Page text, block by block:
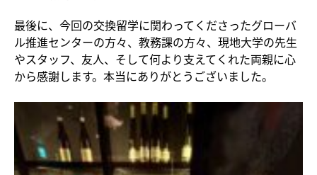
最後に、今回の交換留学に関わってくださったグローバ
ル推進センターの方々、教務課の方々、現地大学の先生
やスタッフ、友人、そして何より支えてくれた両親に心
から感謝します。本当にありがとうございました。